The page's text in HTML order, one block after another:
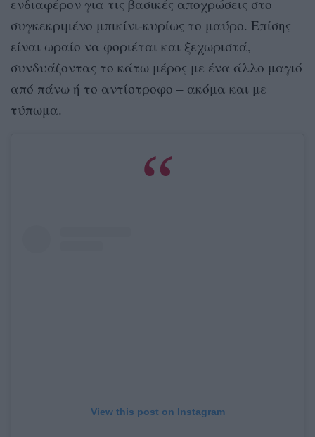
ενδιαφέρον για τις βασικές αποχρώσεις στο
συγκεκριμένο μπικίνι-κυρίως το μαύρο. Επίσης
είναι ωραίο να φοριέται και ξεχωριστά,
συνδυάζοντας το κάτω μέρος με ένα άλλο μαγιό
από πάνω ή το αντίστροφο – ακόμα και με
τύπωμα.
View this post on Instagram